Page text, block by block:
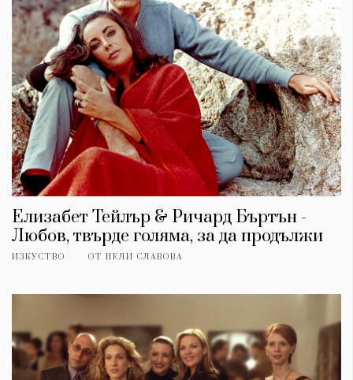
Елизабет Тейлър & Ричард Бъртън -
Любов, твърде голяма, за да продължи
ИЗКУСТВО ОТ НЕЛИ СЛАВОВА